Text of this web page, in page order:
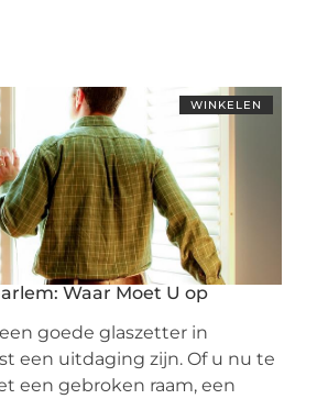
WINKELEN
Waar Moet U op
goede glaszetter in
een uitdaging zijn. Of u nu te
een gebroken raam, een